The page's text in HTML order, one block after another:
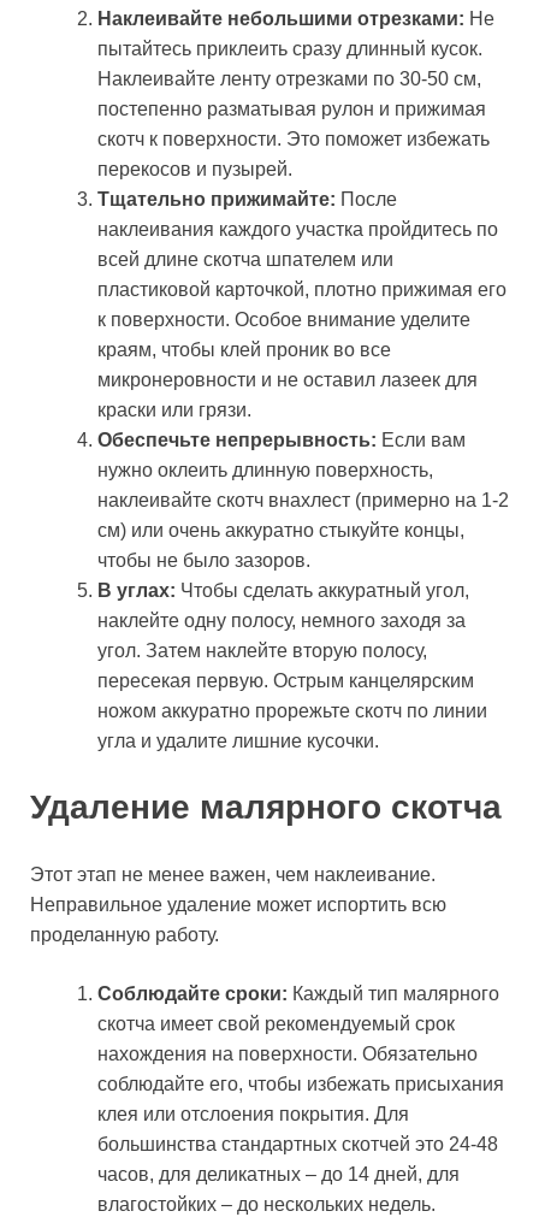
Наклеивайте небольшими отрезками: Не
пытайтесь приклеить сразу длинный кусок.
Наклеивайте ленту отрезками по 30-50 см,
постепенно разматывая рулон и прижимая
скотч к поверхности. Это поможет избежать
перекосов и пузырей.
Тщательно прижимайте: После
наклеивания каждого участка пройдитесь по
всей длине скотча шпателем или
пластиковой карточкой, плотно прижимая его
к поверхности. Особое внимание уделите
краям, чтобы клей проник во все
микронеровности и не оставил лазеек для
краски или грязи.
Обеспечьте непрерывность: Если вам
нужно оклеить длинную поверхность,
наклеивайте скотч внахлест (примерно на 1-2
см) или очень аккуратно стыкуйте концы,
чтобы не было зазоров.
В углах: Чтобы сделать аккуратный угол,
наклейте одну полосу, немного заходя за
угол. Затем наклейте вторую полосу,
пересекая первую. Острым канцелярским
ножом аккуратно прорежьте скотч по линии
угла и удалите лишние кусочки.
Удаление малярного скотча
Этот этап не менее важен, чем наклеивание.
Неправильное удаление может испортить всю
проделанную работу.
Соблюдайте сроки: Каждый тип малярного
скотча имеет свой рекомендуемый срок
нахождения на поверхности. Обязательно
соблюдайте его, чтобы избежать присыхания
клея или отслоения покрытия. Для
большинства стандартных скотчей это 24-48
часов, для деликатных – до 14 дней, для
влагостойких – до нескольких недель.